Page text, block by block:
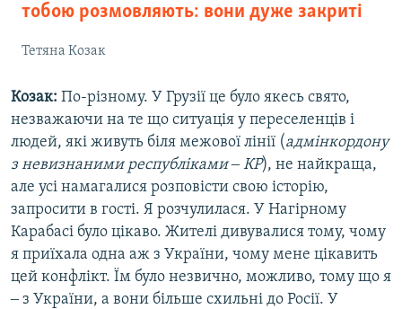
тобою розмовляють: вони дуже закриті
Тетяна Козак
Козак: По-різному. У Грузії це було якесь свято,
незважаючи на те що ситуація у переселенців і
людей, які живуть біля межової лінії (адмінкордону
з невизнаними республіками ‒ КР), не найкраща,
але усі намагалися розповісти свою історію,
запросити в гості. Я розчулилася. У Нагірному
Карабасі було цікаво. Жителі дивувалися тому, чому
я приїхала одна аж з України, чому мене цікавить
цей конфлікт. Їм було незвично, можливо, тому що я
‒ з України, а вони більше схильні до Росії. У